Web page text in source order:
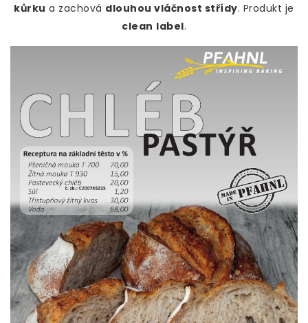
kůrku a zachová dlouhou vláčnost střídy. Produkt je
clean label.